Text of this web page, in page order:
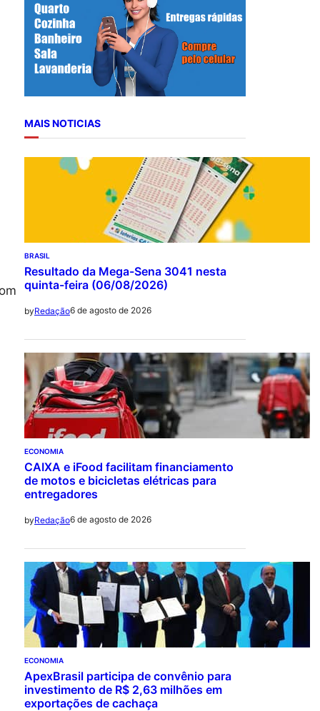
MAIS NOTICIAS
BRASIL
Resultado da Mega-Sena 3041 nesta
quinta-feira (06/08/2026)
byRedação6 de agosto de 2026
ECONOMIA
CAIXA e iFood facilitam financiamento
de motos e bicicletas elétricas para
entregadores
byRedação6 de agosto de 2026
ECONOMIA
ApexBrasil participa de convênio para
investimento de R$ 2,63 milhões em
exportações de cachaça